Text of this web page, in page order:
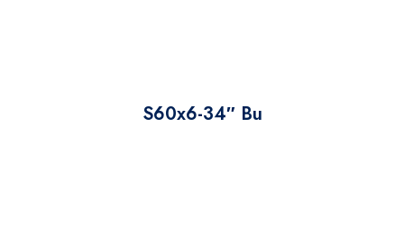
S60x6-34″ Bu